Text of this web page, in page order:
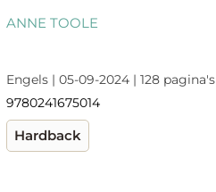
ANNE TOOLE
Engels | 05-09-2024 | 128 pagina's
9780241675014
Hardback